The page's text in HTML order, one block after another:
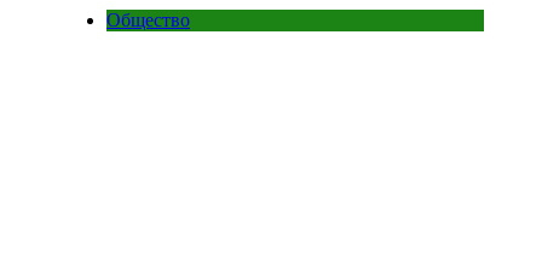
Общество